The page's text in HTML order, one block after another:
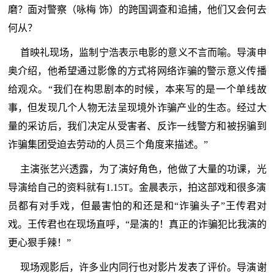
磨？面对警察（咏梅 饰）的跨国调查和追捕，他们又会何去
何从？
首映礼现场，监制宁浩表示电影的意义不言而喻。导演申
奥介绍，他希望通过影像的方式将网络诈骗的警示意义传播
给观众。“我们在构思剧本的时候，本来写的是一个单线故
事，但发现几个人物无法呈现境外诈骗产业的生态。经过大
量的采访后，我们决定从受害者、反诈一线警方和被拐骗到
诈骗集团受迫去劳动的人员三个角度来描述。”
主演张艺兴透露，为了演好角色，他做了大量的功课，光
导演给自己的资料就有1.15T。金晨表示，拍这部戏和很多演
员都有对手戏，但最害怕的和还是和“诈骗头子”王传君对
戏。王传君也在现场直呼，“是演的！真正的诈骗犯比我演的
更心狠手辣！”
现场观影后，许多业内同行也对影片发表了评价。导演谢